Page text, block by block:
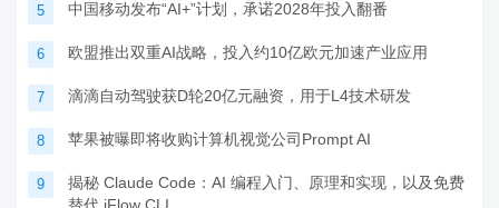
5 中国移动发布“AI+”计划，承诺2028年投入翻番
6 欧盟推出双重AI战略，投入约10亿欧元加速产业应用
7 滴滴自动驾驶获D轮20亿元融资，用于L4技术研发
8 苹果被曝即将收购计算机视觉公司Prompt AI
9
揭秘 Claude Code：AI 编程入门、原理和实现，以及免费
替代 iFlow CLI